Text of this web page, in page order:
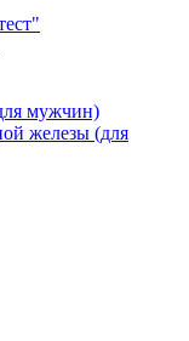
мужчин)
железы (для